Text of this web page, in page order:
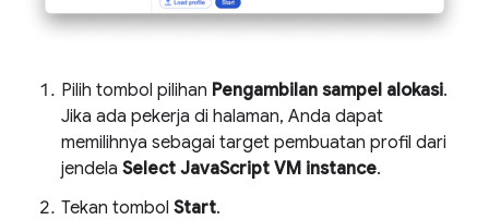
Pilih tombol pilihan Pengambilan sampel alokasi.
Jika ada pekerja di halaman, Anda dapat
memilihnya sebagai target pembuatan profil dari
jendela Select JavaScript VM instance.
Tekan tombol Start.